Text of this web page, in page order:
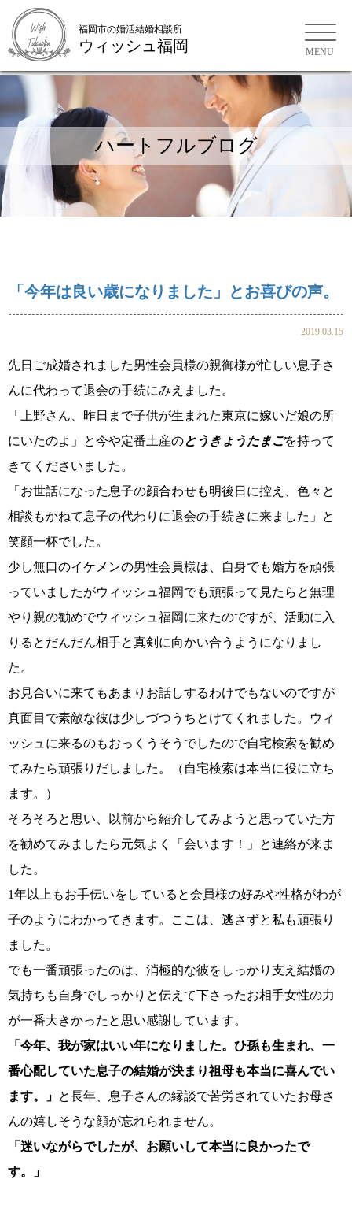
福岡市の婚活結婚相談所
ご来店WEB予約 婚活キャンペーン
お問い合わせ
鹿児島店
ウィッシュの婚活メソッド ご成婚までの流れ
親御様から始める婚活
福岡市の婚活結婚相談所
ウィッシュ福岡
ハートフルブログ
「今年は良い歳になりました」とお喜びの声。
2019.03.15
先日ご成婚されました男性会員様の親御様が忙しい息子さ
んに代わって退会の手続にみえました。
「上野さん、昨日まで子供が生まれた東京に嫁いだ娘の所
にいたのよ」と今や定番土産のとうきょうたまごを持って
きてくださいました。
「お世話になった息子の顔合わせも明後日に控え、色々と
相談もかねて息子の代わりに退会の手続きに来ました」と
笑顔一杯でした。
少し無口のイケメンの男性会員様は、自身でも婚方を頑張
っていましたがウィッシュ福岡でも頑張って見たらと無理
やり親の勧めでウィッシュ福岡に来たのですが、活動に入
りるとだんだん相手と真剣に向かい合うようになりまし
た。
お見合いに来てもあまりお話しするわけでもないのですが
真面目で素敵な彼は少しづつうちとけてくれました。ウィ
ッシュに来るのもおっくうそうでしたので自宅検索を勧め
てみたら頑張りだしました。（自宅検索は本当に役に立ち
ます。）
そろそろと思い、以前から紹介してみようと思っていた方
を勧めてみましたら元気よく「会います！」と連絡が来ま
した。
1年以上もお手伝いをしていると会員様の好みや性格がわが
子のようにわかってきます。ここは、逃さずと私も頑張り
ました。
でも一番頑張ったのは、消極的な彼をしっかり支え結婚の
気持ちも自身でしっかりと伝えて下さったお相手女性の力
が一番大きかったと思い感謝しています。
「今年、我が家はいい年になりました。ひ孫も生まれ、一
番心配していた息子の結婚が決まり祖母も本当に喜んでい
ます。」 と長年、息子さんの縁談で苦労されていたお母さ
んの嬉しそうな顔が忘れられません。
「迷いながらでしたが、お願いして本当に良かったで
す。」